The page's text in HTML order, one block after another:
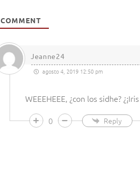
COMMENT
Jeanne24
agosto 4, 2019 12:50 pm
WEEEHEEE, ¿con los sidhe?
0
Reply